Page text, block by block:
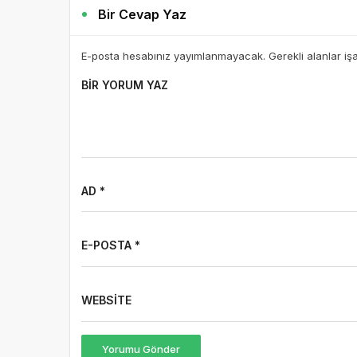
E-posta hesabınız yayımlanmayacak. Gerekli alanlar
Yorumu Gönder